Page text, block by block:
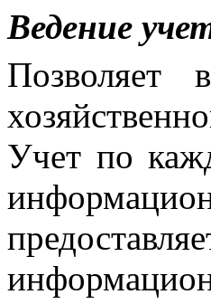
Ведение
Позволяет
Учет по